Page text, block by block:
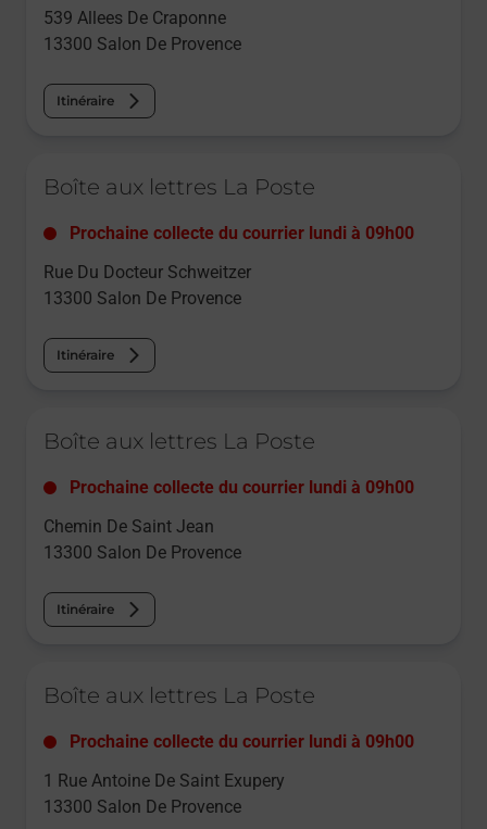
539 Allees De Craponne
13300 Salon De Provence
Itinéraire
Boîte aux lettres La Poste
Prochaine collecte du courrier lundi à 09h00
Rue Du Docteur Schweitzer
13300 Salon De Provence
Itinéraire
Boîte aux lettres La Poste
Prochaine collecte du courrier lundi à 09h00
Chemin De Saint Jean
13300 Salon De Provence
Itinéraire
Boîte aux lettres La Poste
Prochaine collecte du courrier lundi à 09h00
1 Rue Antoine De Saint Exupery
13300 Salon De Provence